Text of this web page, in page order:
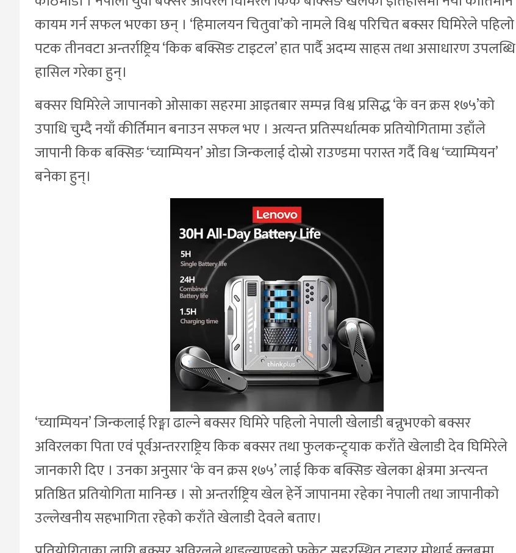
कायम गर्न सफल भएका छन् । ‘हिमालयन चितुवा’को नामले विश्व परिचित बक्सर घिमिरेले पहिलो
पटक तीनवटा अन्तर्राष्ट्रिय ‘किक बक्सिङ टाइटल’ हात पार्दै अदम्य साहस तथा असाधारण उपलब्धि
हासिल गरेका हुन्।
बक्सर घिमिरेले जापानको ओसाका सहरमा आइतबार सम्पन्न विश्व प्रसिद्ध ‘के वन क्रस १७५’को
उपाधि चुम्दै नयाँ कीर्तिमान बनाउन सफल भए । अत्यन्त प्रतिस्पर्धात्मक प्रतियोगितामा उहाँले
जापानी किक बक्सिङ ‘च्याम्पियन’ ओडा जिन्कलाई दोस्रो राउण्डमा परास्त गर्दै विश्व ‘च्याम्पियन’
बनेका हुन्।
‘च्याम्पियन’ जिन्कलाई रिङ्मा ढाल्ने बक्सर घिमिरे पहिलो नेपाली खेलाडी बन्नुभएको बक्सर
अविरलका पिता एवं पूर्वअन्तरराष्ट्रिय किक बक्सर तथा फुलकन्ट्र्याक कराँते खेलाडी देव घिमिरेले
जानकारी दिए । उनका अनुसार ‘के वन क्रस १७५’ लाई किक बक्सिङ खेलका क्षेत्रमा अन्त्यन्त
प्रतिष्ठित प्रतियोगिता मानिन्छ । सो अन्तर्राष्ट्रिय खेल हेर्ने जापानमा रहेका नेपाली तथा जापानीको
उल्लेखनीय सहभागिता रहेको कराँते खेलाडी देवले बताए।